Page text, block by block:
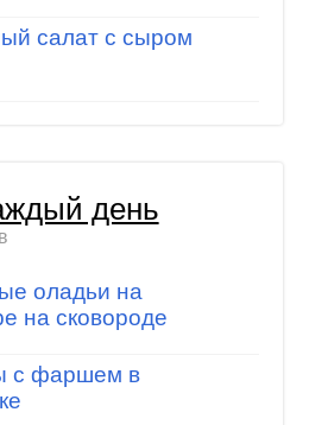
салат с сыром
день
оладьи на
на сковороде
с фаршем в